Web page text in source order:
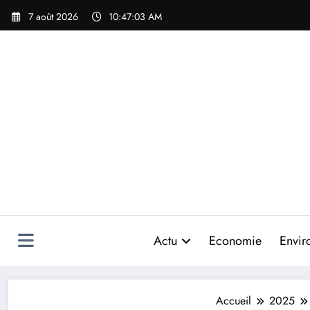
Aller
7 août 2026 10:47:05 AM
Actu Economie
Accueil 2025